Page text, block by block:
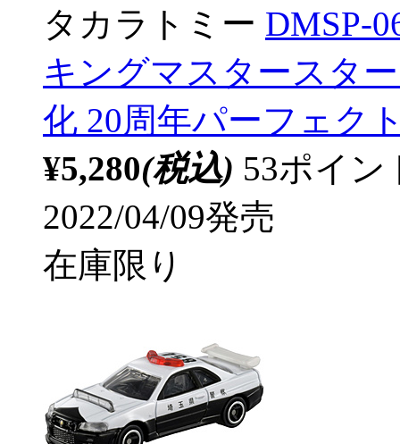
タカラトミー DMSP-
キングマスタースタ
化 20周年パーフェク
¥5,280(税込) 53ポイ
2022/04/09発売
在庫限り